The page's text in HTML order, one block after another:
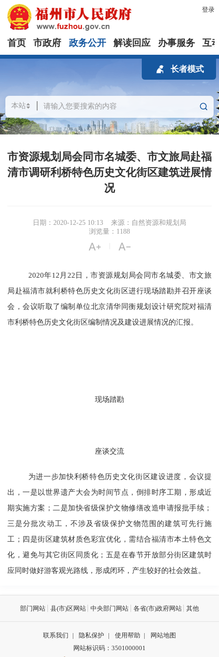
登录
首页 市政府 政务公开 解读回应 办事服务 互
长者模式
市资源规划局会同市名城委、市文旅局赴福
清市调研利桥特色历史文化街区建筑进展情
况
日期：2020-12-25 10:13
来源：自然资源和规划局
浏览量：1188
 | 
2020年12月22日，市资源规划局会同市名城委、市文旅
局赴福清市就利桥特色历史文化街区进行现场踏勘并召开座谈
会，会议听取了编制单位北京清华同衡规划设计研究院对福清
市利桥特色历史文化街区编制情况及建设进展情况的汇报。
现场踏勘
座谈交流
为进一步加快利桥特色历史文化街区建设进度，会议提
出，一是以世界遗产大会为时间节点，倒排时序工期，形成近
期实施方案；二是加快省级保护文物修缮改造申请报批手续；
三是分批次动工，不涉及省级保护文物范围的建筑可先行施
工；四是街区建筑材质色彩宜优化，需结合福清市本土特色文
化，避免与其它街区同质化；五是在春节开放部分街区建筑时
应同时做好游客观光路线，形成闭环，产生较好的社会效益。
部门网站 县(市)区网站 中央部门网站 各省(市)政府网站 其他
联系我们 | 隐私保护 | 使用帮助 |
网站地图
网站标识码：3501000001